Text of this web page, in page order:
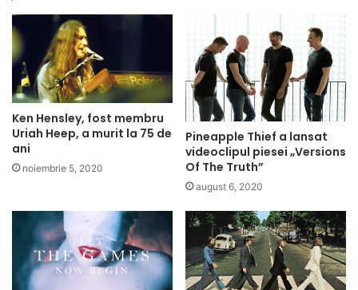
Ken Hensley, fost membru
Uriah Heep, a murit la 75 de
ani
noiembrie 5, 2020
Pineapple Thief a lansat
videoclipul piesei „Versions
Of The Truth”
august 6, 2020